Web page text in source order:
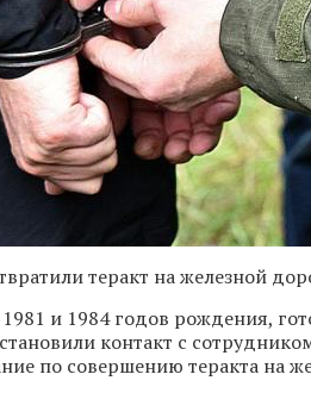
теракт на железной
и 1984 годов рождения,
контакт с
по совершению теракта на